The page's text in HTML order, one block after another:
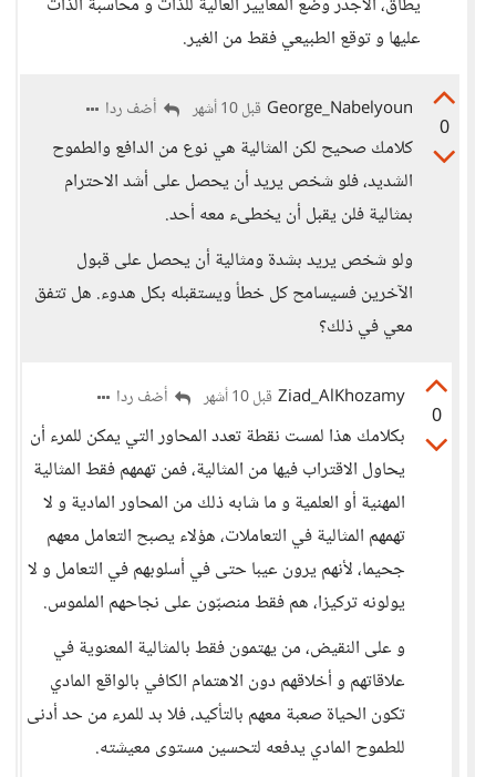
عليها و توقع الطبيعي فقط من الغير.
0
George_Nabelyoun قبل 10 أشهر أضف ردا
كلامك صحيح لكن المثالية هي نوع من الدافع والطموح
الشديد، فلو شخص يريد أن يحصل على أشد الاحترام
بمثالية فلن يقبل أن يخطىء معه أحد.
ولو شخص يريد بشدة ومثالية أن يحصل على قبول
الآخرين فسيسامح كل خطأ ويستقبله بكل هدوء. هل تتفق
معي في ذلك؟
0
Ziad_AlKhozamy قبل 10 أشهر أضف ردا
بكلامك هذا لمست نقطة تعدد المحاور التي يمكن للمرء أن
يحاول الاقتراب فيها من المثالية، فمن تهمهم فقط المثالية
المهنية أو العلمية و ما شابه ذلك من المحاور المادية و لا
تهمهم المثالية في التعاملات، هؤلاء يصبح التعامل معهم
جحيما، لأنهم يرون عيبا حتى في أسلوبهم في التعامل و لا
يولونه تركيزا، هم فقط منصبّون على نجاحهم الملموس.
و على النقيض، من يهتمون فقط بالمثالية المعنوية في
علاقاتهم و أخلاقهم دون الاهتمام الكافي بالواقع المادي
تكون الحياة صعبة معهم بالتأكيد، فلا بد للمرء من حد أدنى
للطموح المادي يدفعه لتحسين مستوى معيشته.